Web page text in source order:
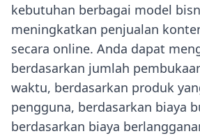
kebutuhan berbagai model
meningkatkan penjualan
secara online. Anda dapat
berdasarkan jumlah
waktu, berdasarkan produk
pengguna, berdasarkan biaya
berdasarkan biaya